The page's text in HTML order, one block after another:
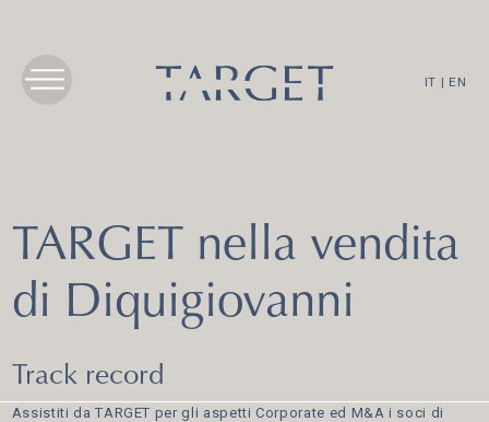
IT | EN
TARGET nella vendita
di Diquigiovanni
Track record
Assistiti da TARGET per gli aspetti Corporate ed M&A i soci di